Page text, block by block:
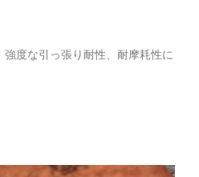
強度な引っ張り耐性、耐摩耗性に